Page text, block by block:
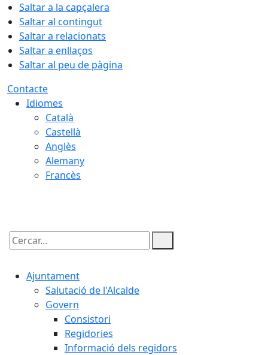
Saltar a la capçalera
Saltar al contingut
Saltar a relacionats
Saltar a enllaços
Saltar al peu de pàgina
Contacte
Idiomes
Català
Castellà
Anglès
Alemany
Francès
Cercar:
Ajuntament
Salutació de l'Alcalde
Govern
Consistori
Regidories
Informació dels regidors